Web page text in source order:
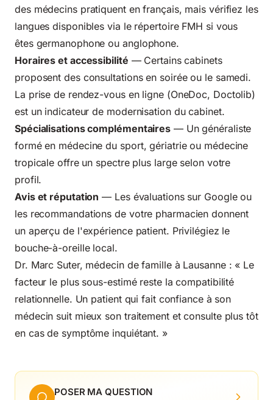
des médecins pratiquent en français, mais vérifiez les
langues disponibles via le répertoire FMH si vous
êtes germanophone ou anglophone.
Horaires et accessibilité — Certains cabinets
proposent des consultations en soirée ou le samedi.
La prise de rendez-vous en ligne (OneDoc, Doctolib)
est un indicateur de modernisation du cabinet.
Spécialisations complémentaires — Un généraliste
formé en médecine du sport, gériatrie ou médecine
tropicale offre un spectre plus large selon votre
profil.
Avis et réputation — Les évaluations sur Google ou
les recommandations de votre pharmacien donnent
un aperçu de l'expérience patient. Privilégiez le
bouche-à-oreille local.
Dr. Marc Suter, médecin de famille à Lausanne : « Le
facteur le plus sous-estimé reste la compatibilité
relationnelle. Un patient qui fait confiance à son
médecin suit mieux son traitement et consulte plus tôt
en cas de symptôme inquiétant. »
POSER MA QUESTION